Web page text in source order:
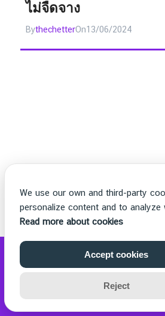
ไม่จืดจาง
BythechetterOn13/06/2024
©2026 WWW.THECHETTER.COM. ALL
วิทยาศาสตร์และเทคโนโลยี|รับซื้อแบรน
We use our own and third-party
personalize content and to analyze
Read more about cookies
Accept cookies
Reject